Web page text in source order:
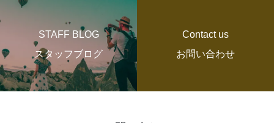
STAFF BLOG
スタッフブログ
Contact us
お問い合わせ